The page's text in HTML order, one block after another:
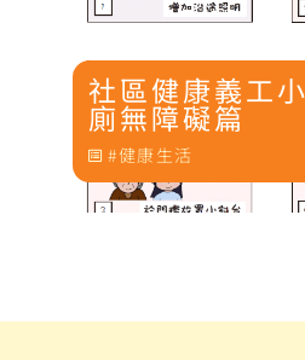
社區健康義工
廁無障礙篇
健康生活